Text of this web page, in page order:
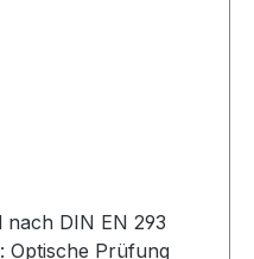
nach DIN EN 293
Optische Prüfung